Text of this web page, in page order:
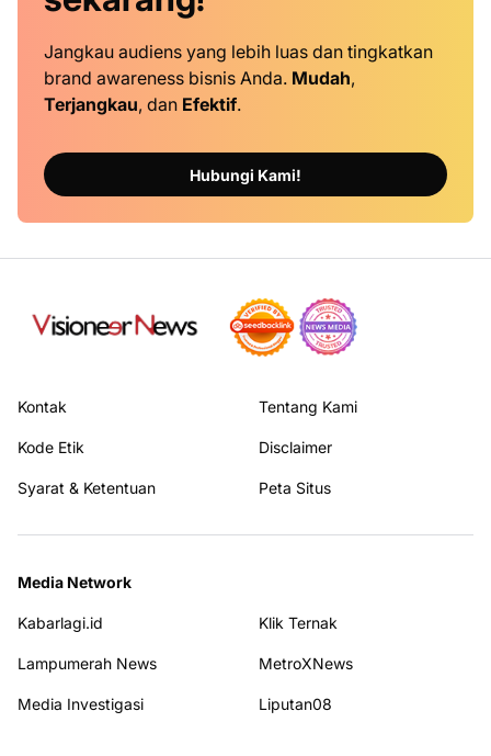
Jangkau audiens yang lebih luas dan tingkatkan
brand awareness bisnis Anda. Mudah,
Terjangkau, dan Efektif.
Hubungi Kami!
Kontak Tentang Kami
Kode Etik Disclaimer
Syarat & Ketentuan Peta Situs
Media Network
Kabarlagi.id Klik Ternak
Lampumerah News MetroXNews
Media Investigasi Liputan08